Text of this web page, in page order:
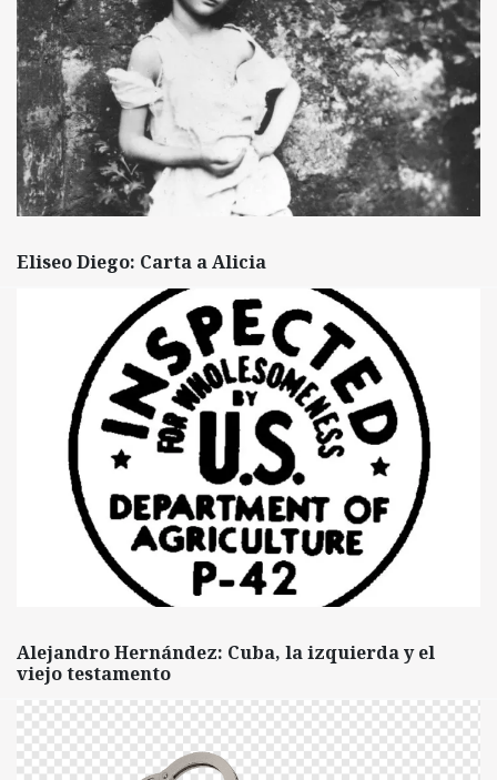
Eliseo Diego: Carta a Alicia
Alejandro Hernández: Cuba, la izquierda y el
viejo testamento